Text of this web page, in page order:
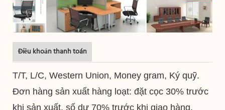
Điều khoản thanh toán
T/T, L/C, Western Union, Money gram, Ký quỹ.
Đơn hàng sản xuất hàng loạt: đặt cọc 30% trước
khi sản xuất, số dư 70% trước khi giao hàng.